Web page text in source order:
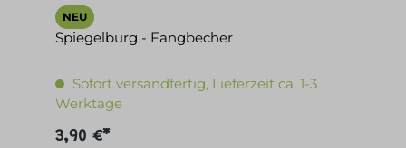
NEU
Spiegelburg - Fangbecher
Sofort versandfertig, Lieferzeit ca. 1-3
Werktage
3,90 €*